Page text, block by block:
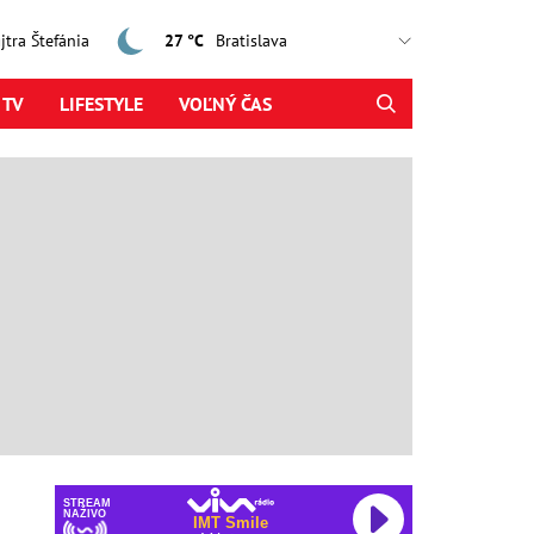
Štefánia 27 °C
LIFESTYLE VOĽNÝ ČAS
STREAM
NAŽIVO
IMT Smile